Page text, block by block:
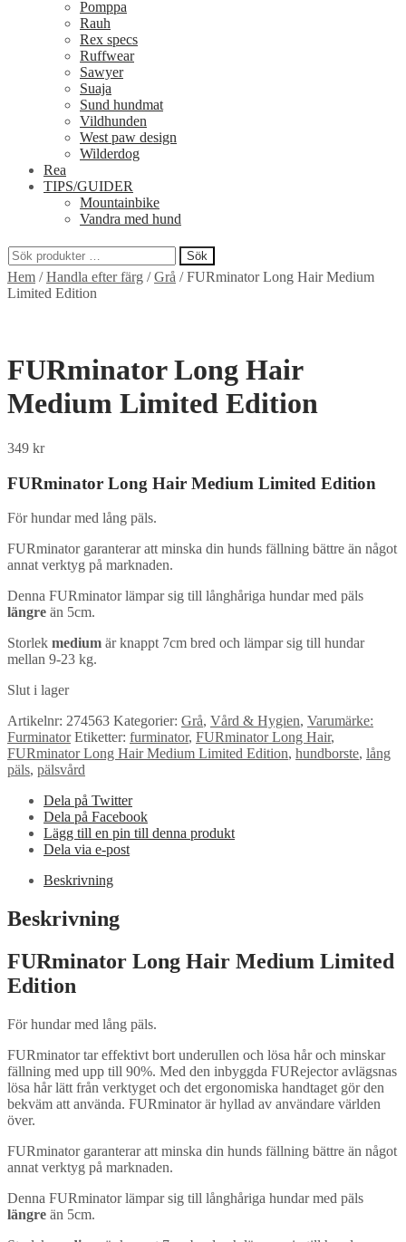
Pomppa
Rauh
Rex specs
Ruffwear
Sawyer
Suaja
Sund hundmat
Vildhunden
West paw design
Wilderdog
Rea
TIPS/GUIDER
Mountainbike
Vandra med hund
Sök
efter:
Sök
Hem /Handla efter färg /Grå /FURminator Long Hair Medium
Limited Edition
FURminator Long Hair
Medium Limited Edition
349 kr
FURminator Long Hair Medium Limited Edition
För hundar med lång päls.
FURminator garanterar att minska din hunds fällning bättre än något
annat verktyg på marknaden.
Denna FURminator lämpar sig till långhåriga hundar med päls
längre än 5cm.
Storlek medium är knappt 7cm bred och lämpar sig till hundar
mellan 9-23 kg.
Slut i lager
Artikelnr: 274563 Kategorier: Grå, Vård & Hygien, Varumärke:
Furminator Etiketter: furminator, FURminator Long Hair,
FURminator Long Hair Medium Limited Edition, hundborste, lång
päls, pälsvård
Dela på Twitter
Dela på Facebook
Lägg till en pin till denna produkt
Dela via e-post
Beskrivning
Beskrivning
FURminator Long Hair Medium Limited
Edition
För hundar med lång päls.
FURminator tar effektivt bort underullen och lösa hår och minskar
fällning med upp till 90%. Med den inbyggda FURejector avlägsnas
lösa hår lätt från verktyget och det ergonomiska handtaget gör den
bekväm att använda. FURminator är hyllad av användare världen
över.
FURminator garanterar att minska din hunds fällning bättre än något
annat verktyg på marknaden.
Denna FURminator lämpar sig till långhåriga hundar med päls
längre än 5cm.